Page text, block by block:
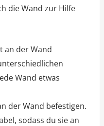
die Wand zur Hilfe
an der Wand
Wand etwas
der Wand befestigen.
sodass du sie an